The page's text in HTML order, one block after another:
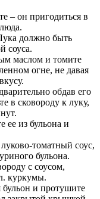
– он пригодиться в
должно быть
соуса.
маслом и томите
огне, не давая
обдав его
в сковороду к луку,
ее из бульона и
томатный соус,
бульона.
с соусом,
куркумы.
бульон и протушите